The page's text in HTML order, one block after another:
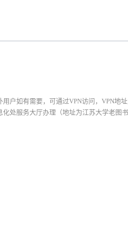
户如有需要，可通过VPN访问，VPN地
处服务大厅办理（地址为江苏大学老图书